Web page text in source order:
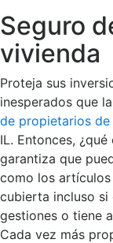
Seguro
vivienda
Proteja sus
inesperados que
de propietarios de
IL. Entonces,
garantiza que
como los artículos
cubierta incluso si
gestiones o tiene
Cada vez más